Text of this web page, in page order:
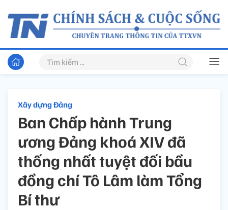
Xây dựng Đảng
Ban Chấp hành Trung
ương Đảng khoá XIV đã
thống nhất tuyệt đối bầu
đồng chí Tô Lâm làm Tổng
Bí thư